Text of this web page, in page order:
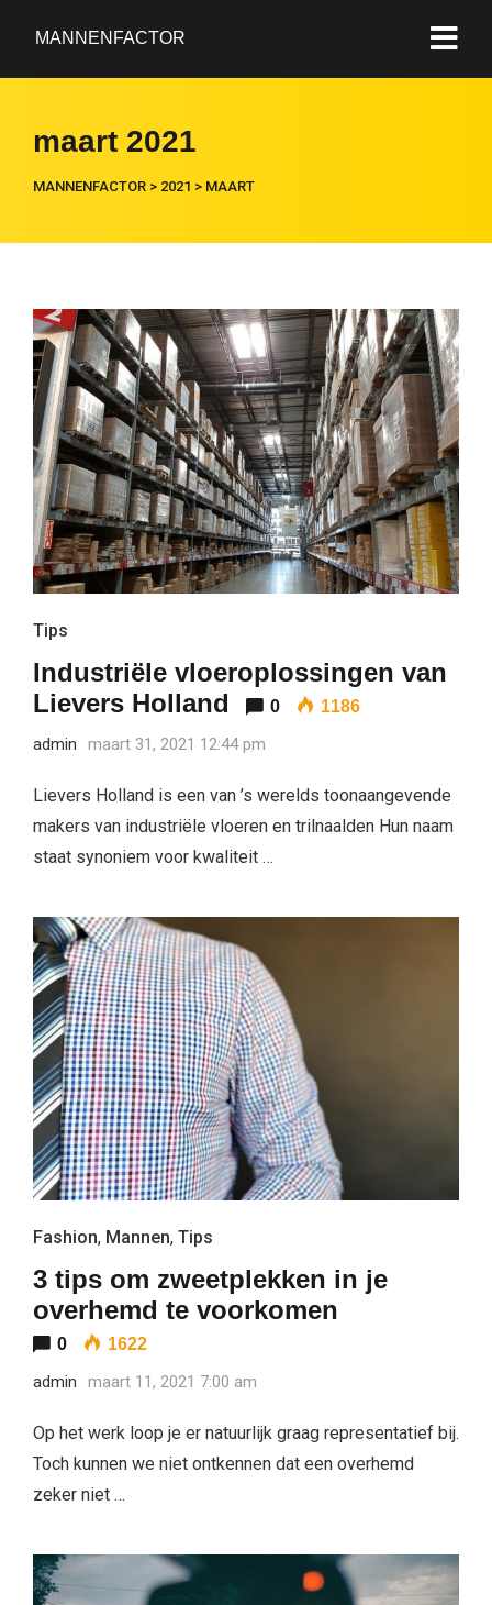
MANNENFACTOR
maart 2021
MANNENFACTOR > 2021 > MAART
Tips
Industriële vloeroplossingen van
Lievers Holland
0 1186
admin maart 31, 2021 12:44 pm
Lievers Holland is een van ’s werelds toonaangevende
makers van industriële vloeren en trilnaalden Hun naam
staat synoniem voor kwaliteit …
Fashion, Mannen, Tips
3 tips om zweetplekken in je
overhemd te voorkomen
0 1622
admin maart 11, 2021 7:00 am
Op het werk loop je er natuurlijk graag representatief bij.
Toch kunnen we niet ontkennen dat een overhemd
zeker niet …